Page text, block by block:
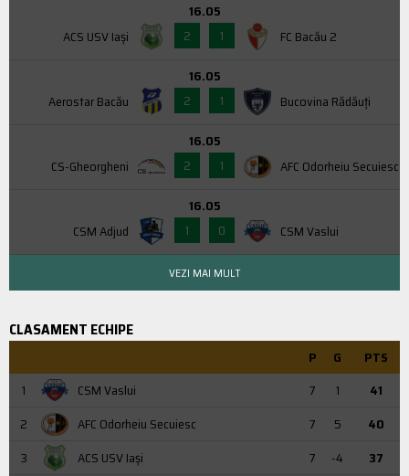
ACS USV Iaşi
16.05
2
1 FC Bacău 2
Aerostar Bacău
16.05
2
1 Bucovina Rădăuți
CS-Gheorgheni
16.05
2
1 AFC Odorheiu Secuiesc
CSM Adjud
16.05
1
0 CSM Vaslui
VEZI MAI MULT
CLASAMENT ECHIPE
P G
PTS
1
CSM Vaslui 7 1
41
2
AFC Odorheiu Secuiesc 7 5
40
3
ACS USV Iaşi 7 -4
37